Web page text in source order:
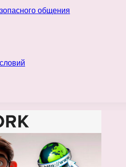
общения